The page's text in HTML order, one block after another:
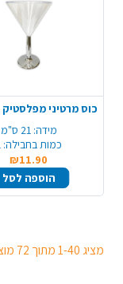
מידה: 21 ס"מ
כמות בחבילה:
₪11.90
הוספה לסל
מציג 1-40 מתוך 72 מוצרים